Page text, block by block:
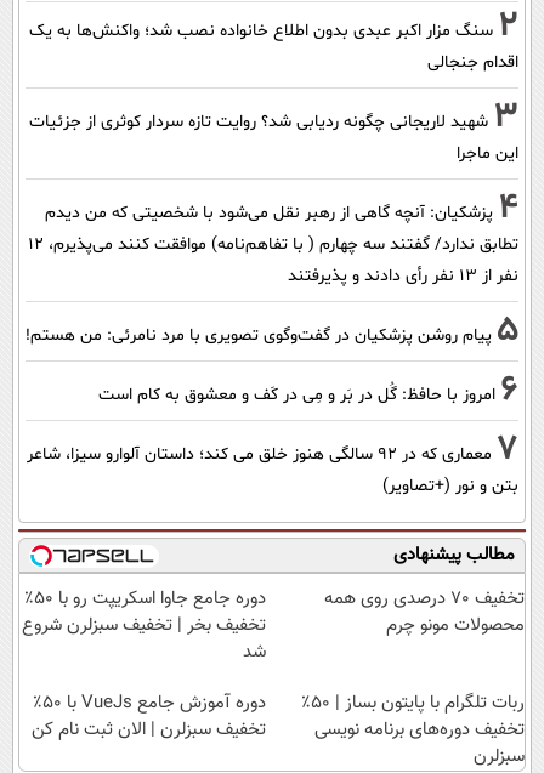
2 سنگ مزار اکبر عبدی بدون اطلاع خانواده نصب شد؛ واکنش‌ها به یک
اقدام جنجالی
3 شهید لاریجانی چگونه ردیابی شد؟ روایت تازه سردار کوثری از جزئیات
این ماجرا
4 پزشکیان‌: آنچه گاهی از رهبر نقل می‌شود با شخصیتی که من دیدم
تطابق ندارد/ گفتند سه چهارم ( با تفاهم‌نامه) موافقت کنند می‌پذیرم، 12
نفر از 13 نفر رأی دادند و پذیرفتند
5 پیام روشن پزشکیان در گفت‌و‌گوی تصویری با مرد نامرئی: من هستم!
6 امروز با حافظ: گُل در بَر و مِی در کَف و معشوق به کام است
7
معماری که در 92 سالگی هنوز خلق می کند؛ داستان آلوارو سیزا، شاعر
بتن و نور (+تصاویر)
مطالب پیشنهادی
تخفیف 70 درصدی روی همه
محصولات مونو چرم
دوره جامع جاوا اسکریپت رو با ۵۰٪
تخفیف بخر | تخفیف سبزلرن شروع
شد
ربات تلگرام با پایتون بساز | ۵۰٪
تخفیف دوره‌های برنامه نویسی
سبزلرن
دوره آموزش جامع VueJs با ۵۰٪
تخفیف سبزلرن | الان ثبت نام کن